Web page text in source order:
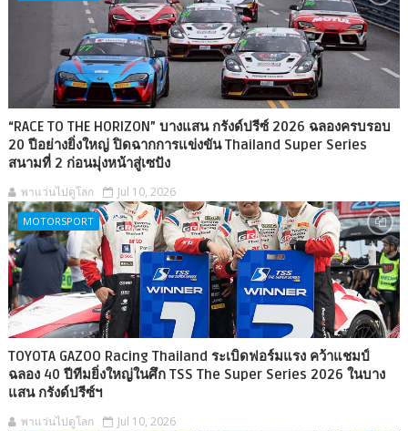
“RACE TO THE HORIZON” บางแสน กรังด์ปรีซ์ 2026 ฉลองครบรอบ
20 ปีอย่างยิ่งใหญ่ ปิดฉากการแข่งขัน Thailand Super Series
สนามที่ 2 ก่อนมุ่งหน้าสู่เซปัง
พาแว่นไปดูโลก Jul 10, 2026
MOTORSPORT
TOYOTA GAZOO Racing Thailand ระเบิดฟอร์มแรง คว้าแชมป์
ฉลอง 40 ปีทีมยิ่งใหญ่ในศึก TSS The Super Series 2026 ในบาง
แสน กรังด์ปรีซ์ฯ
พาแว่นไปดูโลก Jul 10, 2026